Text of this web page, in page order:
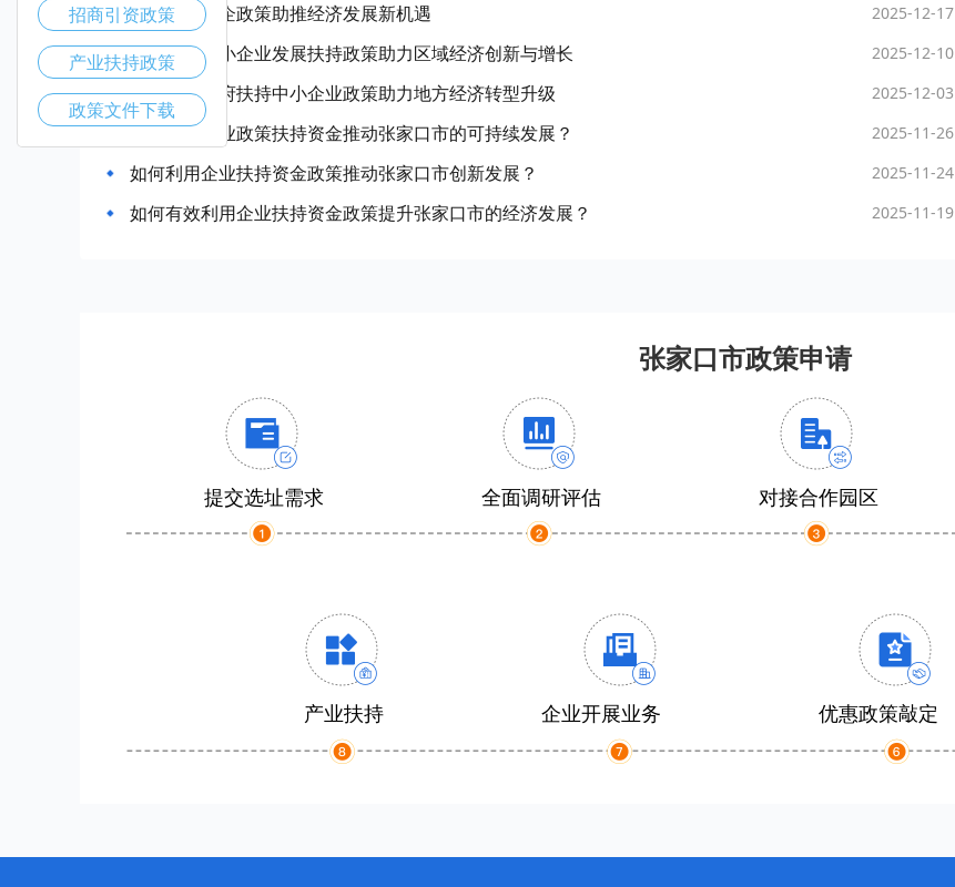
张家口市惠企政策助推经济发展新机遇 2025-12-17
张家口市中小企业发展扶持政策助力区域经济创新与增长 2025-12-10
张家口市政府扶持中小企业政策助力地方经济转型升级 2025-12-03
如何通过企业政策扶持资金推动张家口市的可持续发展？ 2025-11-26
如何利用企业扶持资金政策推动张家口市创新发展？ 2025-11-24
如何有效利用企业扶持资金政策提升张家口市的经济发展？ 2025-11-19
张家口市政策申请
提交选址需求 全面调研评估 对接合作园区
产业扶持 企业开展业务 优惠政策敲定
招商引资政策
产业扶持政策
政策文件下载